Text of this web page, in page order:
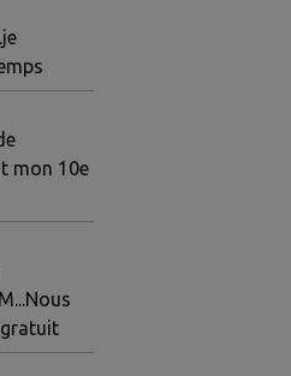
mon 10e
gratuit